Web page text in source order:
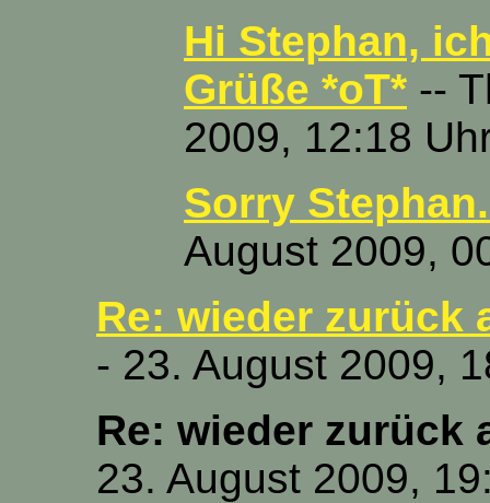
Hi Stephan,
Grüße *oT* --
2009, 12:18
Sorry
August 2009,
Re: wieder zurück
- 23. August 2009,
Re: wieder zurück
23. August 2009,